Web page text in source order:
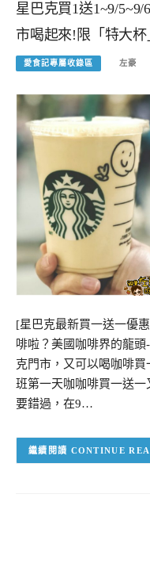
星巴克買1送1~9/
市喝起來!限「特大杯
愛食記專屬收錄區 左豪
[星巴克最新買一送一優
啡啦？美國咖啡界的龍
克門市，又可以喝咖啡
班第一天咖咖啡買一送
要錯過，在9…
CONTINUE